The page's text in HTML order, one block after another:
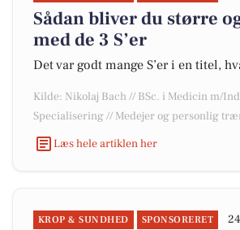
Sådan bliver du større
med de 3 S’er
Det var godt mange S’er i en titel,
Kilde: Nikolaj Bach // BSc. i Medicin m/
Specialisering // Medejer og personlig
Læs hele artiklen her
KROP & SUNDHED SPONSORERET